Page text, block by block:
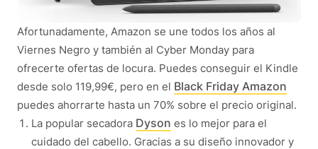
Afortunadamente, Amazon se une todos los años al
Viernes Negro y también al Cyber Monday para
ofrecerte ofertas de locura. Puedes conseguir el Kindle
desde solo 119,99€, pero en el Black Friday Amazon
puedes ahorrarte hasta un 70% sobre el precio original.
La popular secadora Dyson es lo mejor para el
cuidado del cabello. Gracias a su diseño innovador y